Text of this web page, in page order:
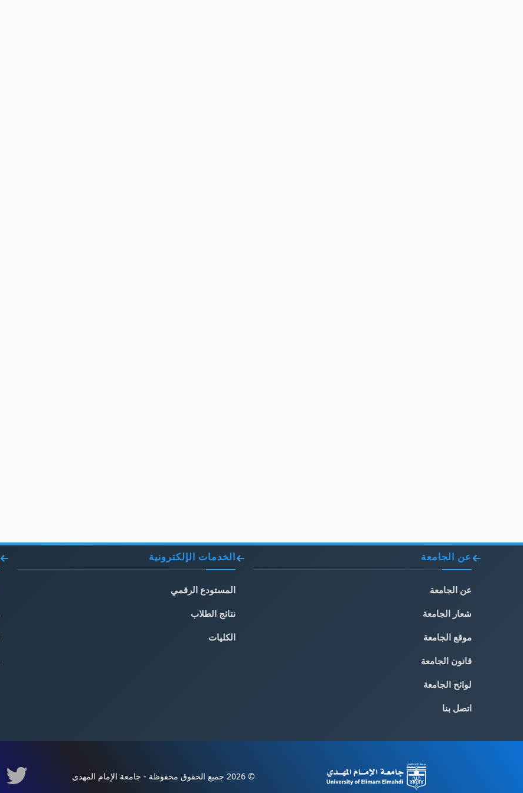
عن الجامعة
عن الجامعة
شعار الجامعة
موقع الجامعة
قانون الجامعة
لوائح الجامعة
اتصل بنا
الخدمات الإلكترونية
المستودع الرقمي
نتائج الطلاب
الكليات
© 2026 جميع الحقوق محفوظة - جامعة الإمام المهدي